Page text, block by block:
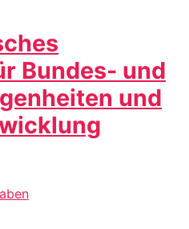
Bundes- und
und